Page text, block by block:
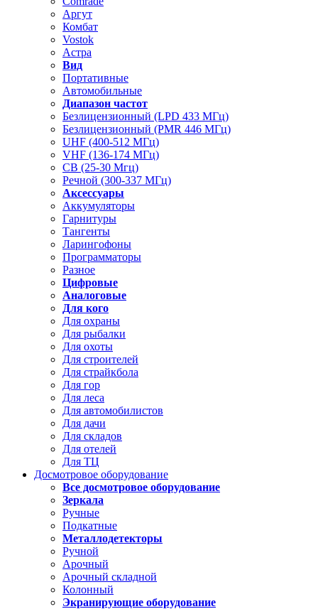
Аргут
Комбат
Vostok
Астра
Вид
Портативные
Автомобильные
Диапазон частот
Безлицензионный (LPD 433 МГц)
Безлицензионный (PMR 446 МГц)
UHF (400-512 МГц)
VHF (136-174 МГц)
CB (25-30 Мгц)
Речной (300-337 МГц)
Аксессуары
Аккумуляторы
Гарнитуры
Тангенты
Ларингофоны
Программаторы
Разное
Цифровые
Аналоговые
Для кого
Для охраны
Для рыбалки
Для охоты
Для строителей
Для страйкбола
Для гор
Для леса
Для автомобилистов
Для дачи
Для складов
Для отелей
Для ТЦ
Досмотровое оборудование
Все досмотровое оборудование
Зеркала
Ручные
Подкатные
Металлодетекторы
Ручной
Арочный
Арочный складной
Колонный
Экранирующие оборудование